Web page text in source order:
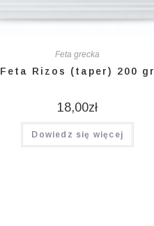
Feta grecka
Feta Rizos (taper) 200 gr
18,00zł
Dowiedz się więcej